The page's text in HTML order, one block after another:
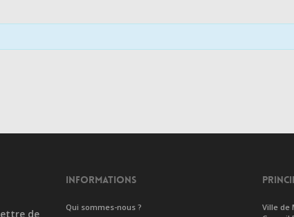
de
INFORMATIONS
Qui sommes-nous ?
Ville de